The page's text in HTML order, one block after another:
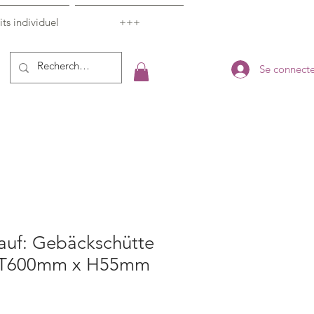
individuel +++
Se
Gebäckschütte
x H55mm